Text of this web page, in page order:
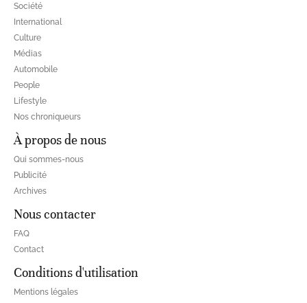
Société
International
Culture
Médias
Automobile
People
Lifestyle
Nos chroniqueurs
À propos de nous
Qui sommes-nous
Publicité
Archives
Nous contacter
FAQ
Contact
Conditions d'utilisation
Mentions légales